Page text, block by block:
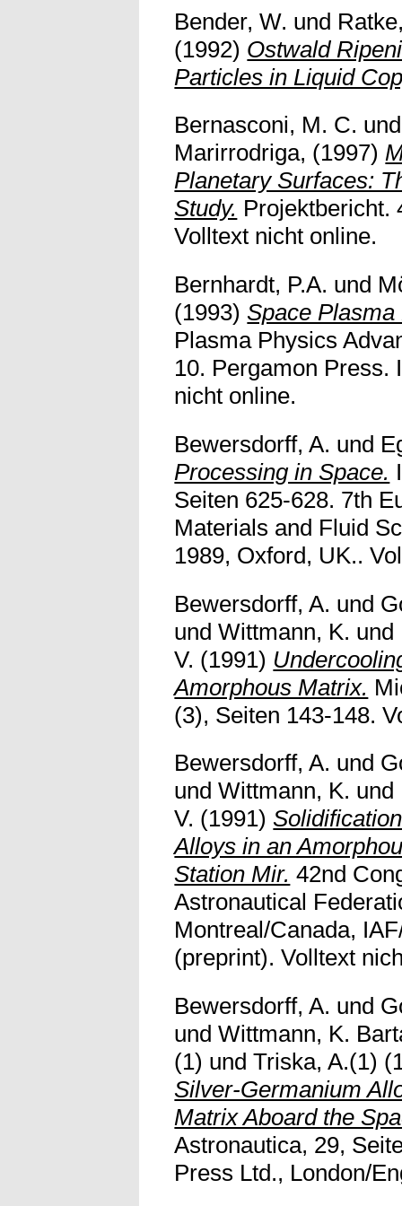
Bender, W. und
(1992) Ostwald
Particles in Liquid
Bernasconi, M. C.
Marirrodriga, (1997)
Planetary Surfaces:
Study. Projektbericht.
Volltext nicht online.
Bernhardt, P.A. und
(1993)Space
Plasma Physics
10. Pergamon Press.
nicht online.
Bewersdorff, A. und
Processing in Space.
Seiten 625-628. 7th
Materials and Fluid
1989, Oxford, UK..
Bewersdorff, A. und
undWittmann, K. und
V. (1991)
Amorphous Matrix.
(3), Seiten 143-148.
Bewersdorff, A. und
undWittmann, K. und
V. (1991)
Alloys in an
Station Mir. 42nd
Astronautical
Montreal/Canada,
(preprint). Volltext
Bewersdorff, A. und
undWittmann, K.
(1) undTriska, A.(1)
Silver-Germanium
Matrix Aboard the
Astronautica, 29,
Press Ltd., London/